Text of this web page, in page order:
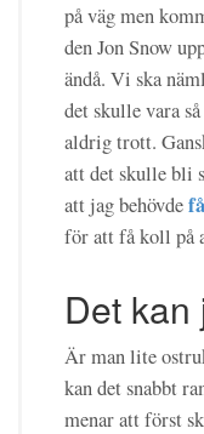
på väg men
den Jon Snow
ändå. Vi ska
det skulle vara
aldrig trott.
att det skulle bli
att jag behövde
för att få koll på
Det
Är man lite
kan det snabbt
menar att först